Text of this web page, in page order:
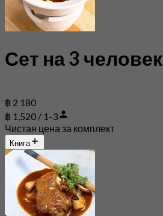
Сет на 3 человек
฿ 2 180
฿ 1,520 / 1-3
Чистая цена за комплект
Книга